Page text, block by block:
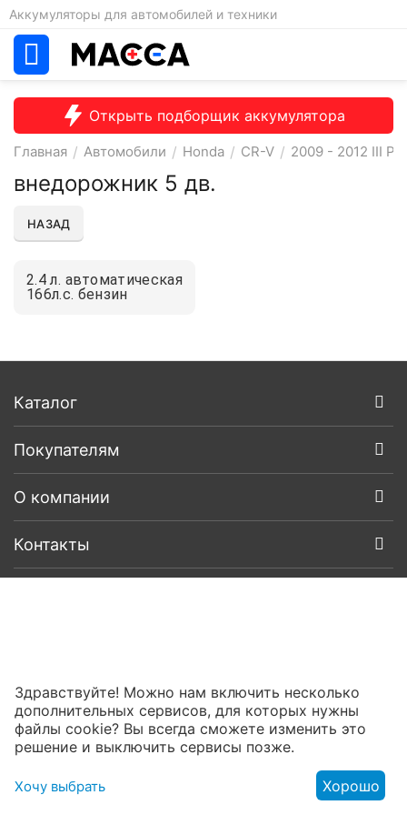
Аккумуляторы для автомобилей и техники
Открыть подборщик аккумулятора
Главная / Автомобили / Honda / CR-V / 2009 - 2012 III
внедорожник 5 дв.
НАЗАД
2.4 л. автоматическая
166л.с. бензин
Каталог
Покупателям
О компании
Контакты
Здравствуйте! Можно нам включить несколько
дополнительных сервисов, для которых нужны
файлы cookie? Вы всегда сможете изменить это
решение и выключить сервисы позже.
Хочу выбрать Хорошо